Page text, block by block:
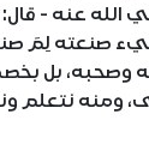
الله عنه -
صنعته لِمَ
وصحبه، بل
ومنه نتعلم